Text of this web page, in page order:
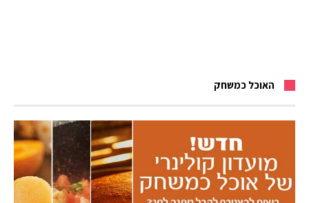
האוכל כמשחק